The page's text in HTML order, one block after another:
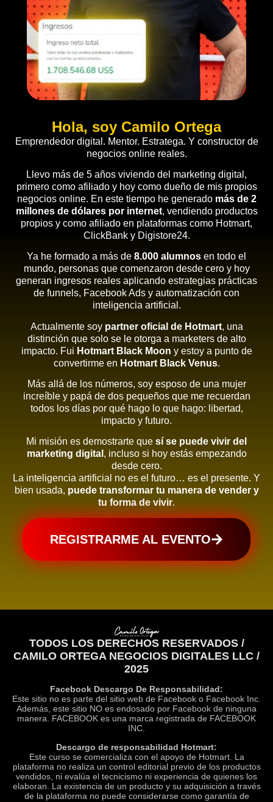
Hola, soy Camilo Ortega
Emprendedor digital. Mentor. Estratega. Y constructor de
negocios online reales.
Llevo más de 5 años viviendo del marketing digital,
primero como afiliado y hoy como dueño de mis propios
negocios online. En este tiempo he generado más de 2
millones de dólares por internet, vendiendo productos
propios y como afiliado en plataformas como Hotmart,
ClickBank y Digistore24.
Ya he formado a más de 8.000 alumnos en todo el
mundo, personas que comenzaron desde cero y hoy
generan ingresos reales aplicando estrategias prácticas
de funnels, Facebook Ads y automatización con
inteligencia artificial.
Actualmente soy partner oficial de Hotmart, una
distinción que solo se le otorga a marketers de alto
impacto. Fui Hotmart Black Moon y estoy a punto de
convertirme en Hotmart Black Venus.
Más allá de los números, soy esposo de una mujer
increíble y papá de dos pequeños que me recuerdan
todos los días por qué hago lo que hago: libertad,
impacto y futuro.
Mi misión es demostrarte que sí se puede vivir del
marketing digital , incluso si hoy estás empezando
desde cero.
La inteligencia artificial no es el futuro… es el presente. Y
bien usada, puede transformar tu manera de vender y
tu forma de vivir.
REGISTRARME AL EVENTO
TODOS LOS DERECHOS RESERVADOS /
CAMILO ORTEGA NEGOCIOS DIGITALES LLC /
2025
Facebook Descargo De Responsabilidad:
Este sitio no es parte del sitio web de Facebook o Facebook Inc.
Además, este sitio NO es endosado por Facebook de ninguna
manera. FACEBOOK es una marca registrada de FACEBOOK
INC.
Descargo de responsabilidad Hotmart:
Este curso se comercializa con el apoyo de Hotmart. La
plataforma no realiza un control editorial previo de los productos
vendidos, ni evalúa el tecnicismo ni experiencia de quienes los
elaboran. La existencia de un producto y su adquisición a través
de la plataforma no puede considerarse como garantía de